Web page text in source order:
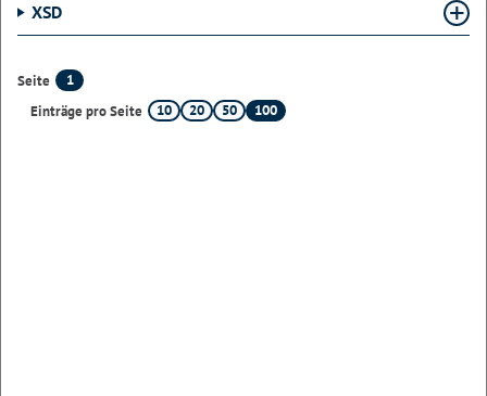
XSD
Seite
1
Einträge pro Seite
10 20 50 100